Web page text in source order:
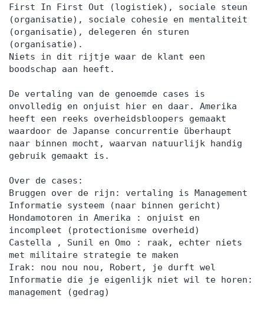
First In First Out (logistiek), sociale steun
(organisatie), sociale cohesie en mentaliteit
(organisatie), delegeren én sturen
(organisatie).
Niets in dit rijtje waar de klant een
boodschap aan heeft.
De vertaling van de genoemde cases is
onvolledig en onjuist hier en daar. Amerika
heeft een reeks overheidsbloopers gemaakt
waardoor de Japanse concurrentie überhaupt
naar binnen mocht, waarvan natuurlijk handig
gebruik gemaakt is.
Over de cases:
Bruggen over de rijn: vertaling is Management
Informatie systeem (naar binnen gericht)
Hondamotoren in Amerika : onjuist en
incompleet (protectionisme overheid)
Castella , Sunil en Omo : raak, echter niets
met militaire strategie te maken
Irak: nou nou nou, Robert, je durft wel
Informatie die je eigenlijk niet wil te horen:
management (gedrag)